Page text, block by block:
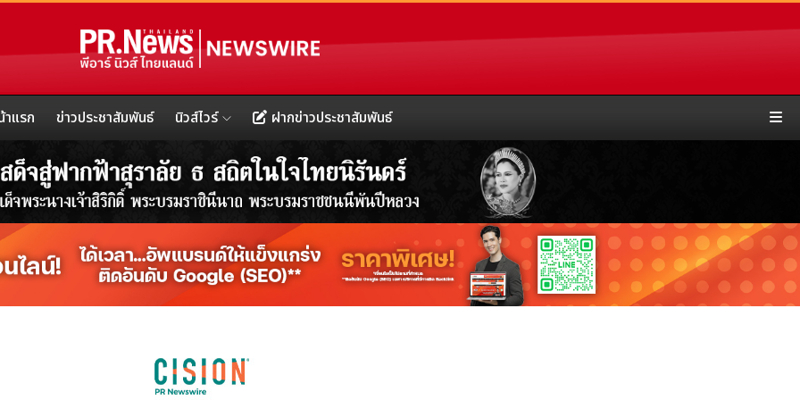
าแรก ข่าวประชาสัมพันธ์ นิวส์ไวร์ ฝากข่าวประชาสัมพันธ์